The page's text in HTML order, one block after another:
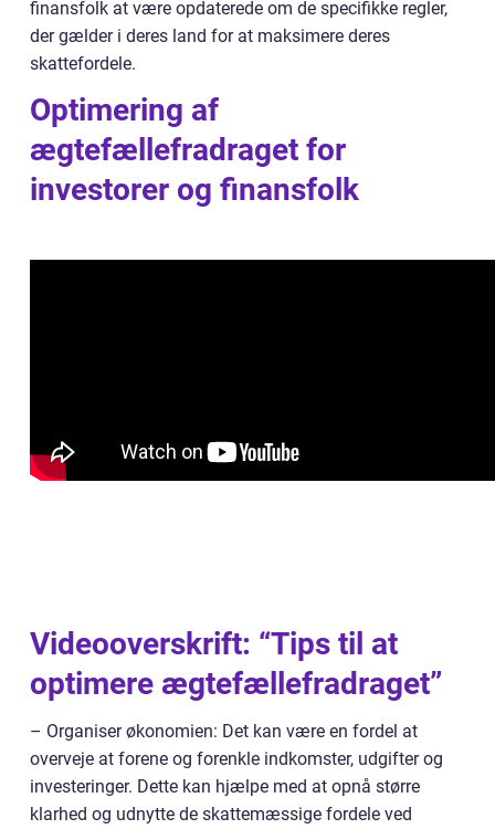
finansfolk at være opdaterede om de specifikke regler,
der gælder i deres land for at maksimere deres
skattefordele.
Optimering af
ægtefællefradraget for
investorer og finansfolk
Videooverskrift: “Tips til at
optimere ægtefællefradraget”
– Organiser økonomien: Det kan være en fordel at
overveje at forene og forenkle indkomster, udgifter og
investeringer. Dette kan hjælpe med at opnå større
klarhed og udnytte de skattemæssige fordele ved